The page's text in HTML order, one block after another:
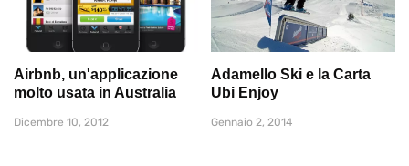
Airbnb, un'applicazione
molto usata in Australia
Dicembre 10, 2012
Adamello Ski e la Carta
Ubi Enjoy
Gennaio 2, 2014